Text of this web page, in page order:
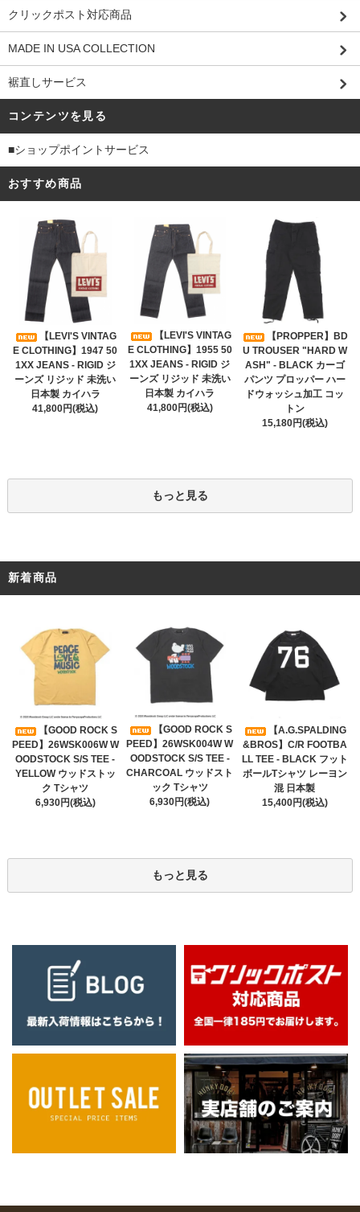
クリックポスト対応商品
MADE IN USA COLLECTION
裾直しサービス
コンテンツを見る
■ショップポイントサービス
おすすめ商品
【LEVI'S VINTAG
E CLOTHING】1947 50
1XX JEANS - RIGID ジ
ーンズ リジッド 未洗い
日本製 カイハラ
41,800円(税込)
【LEVI'S VINTAG
E CLOTHING】1955 50
1XX JEANS - RIGID ジ
ーンズ リジッド 未洗い
日本製 カイハラ
41,800円(税込)
【PROPPER】BD
U TROUSER "HARD W
ASH" - BLACK カーゴ
パンツ プロッパー ハー
ドウォッシュ加工 コッ
トン
15,180円(税込)
もっと見る
新着商品
【GOOD ROCK S
PEED】26WSK006W W
OODSTOCK S/S TEE -
YELLOW ウッドストッ
ク Tシャツ
6,930円(税込)
【GOOD ROCK S
PEED】26WSK004W W
OODSTOCK S/S TEE -
CHARCOAL ウッドスト
ック Tシャツ
6,930円(税込)
【A.G.SPALDING
&BROS】C/R FOOTBA
LL TEE - BLACK フット
ボールTシャツ レーヨン
混 日本製
15,400円(税込)
もっと見る